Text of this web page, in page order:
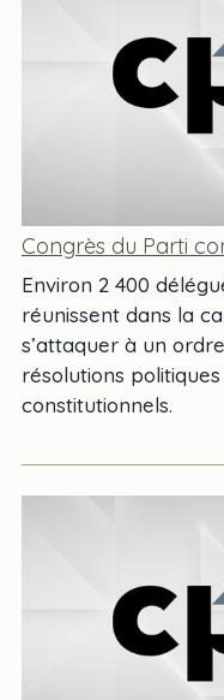
Congrès du Parti
Environ 2 400
réunissent dans la
s’attaquer à un
résolutions
constitutionnels.